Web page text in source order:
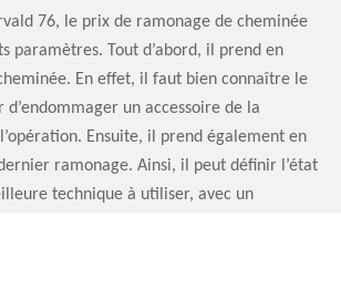
76, le prix de ramonage de cheminée
paramètres. Tout d’abord, il prend en
En effet, il faut bien connaître le
un accessoire de la
Ensuite, il prend également en
ramonage. Ainsi, il peut définir l’état
technique à utiliser, avec un